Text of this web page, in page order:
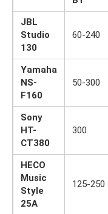
JBL
Studio
130
60-240
Yamaha
NS-
F160
50-300
Sony
HT-
CT380
300
HECO
Music
Style
25A
125-250